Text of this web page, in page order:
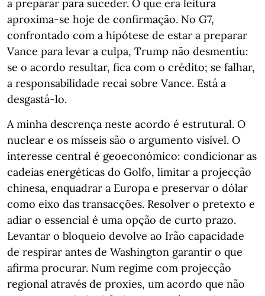
a preparar para suceder. O que era leitura
aproxima-se hoje de confirmação. No G7,
confrontado com a hipótese de estar a preparar
Vance para levar a culpa, Trump não desmentiu:
se o acordo resultar, fica com o crédito; se falhar,
a responsabilidade recai sobre Vance. Está a
desgastá-lo.
A minha descrença neste acordo é estrutural. O
nuclear e os mísseis são o argumento visível. O
interesse central é geoeconómico: condicionar as
cadeias energéticas do Golfo, limitar a projecção
chinesa, enquadrar a Europa e preservar o dólar
como eixo das transacções. Resolver o pretexto e
adiar o essencial é uma opção de curto prazo.
Levantar o bloqueio devolve ao Irão capacidade
de respirar antes de Washington garantir o que
afirma procurar. Num regime com projecção
regional através de proxies, um acordo que não